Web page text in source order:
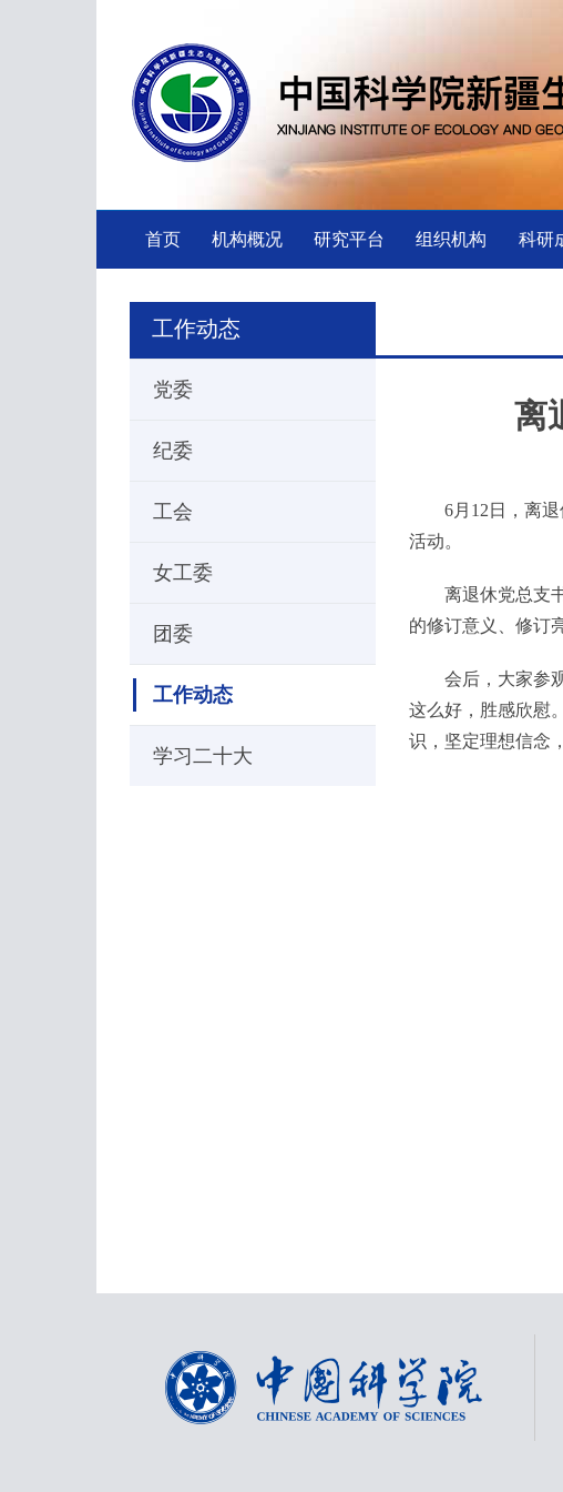
首页 机构概况 研究平台 组织机构 科研
工作动态
党委
纪委
工会
女工委
团委
工作动态
学习二十大
离
6月12日，离
活动。
离退休党总支
的修订意义、修订
会后，大家参
这么好，胜感欣慰
识，坚定理想信念